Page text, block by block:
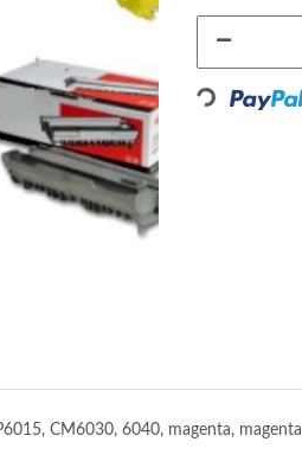
Loading...
CM6030, 6040, magenta, magenta